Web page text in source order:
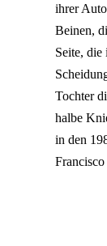
ihrer
Beinen,
Seite,
Tochter
halbe
in den